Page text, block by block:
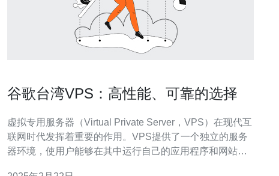
谷歌台湾VPS：高性能、可靠的选择
虚拟专用服务器（Virtual Private Server，VPS）在现代互
联网时代发挥着重要的作用。VPS提供了一个独立的服务
器环境，使用户能够在其中运行自己的应用程序和网站。